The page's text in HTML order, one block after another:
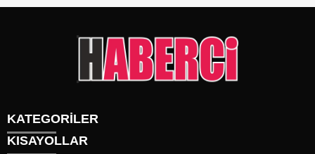
KATEGORİLER
KISAYOLLAR